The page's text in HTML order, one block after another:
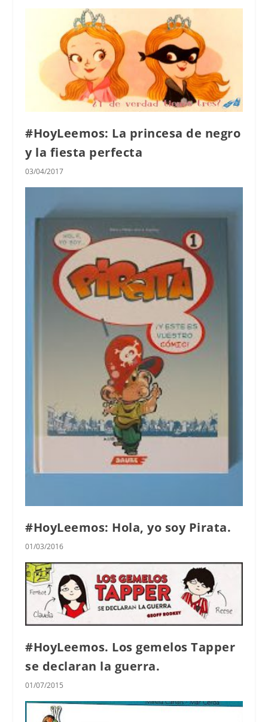
#HoyLeemos: La princesa de negro
y la fiesta perfecta
03/04/2017
#HoyLeemos: Hola, yo soy Pirata.
01/03/2016
#HoyLeemos. Los gemelos Tapper
se declaran la guerra.
01/07/2015